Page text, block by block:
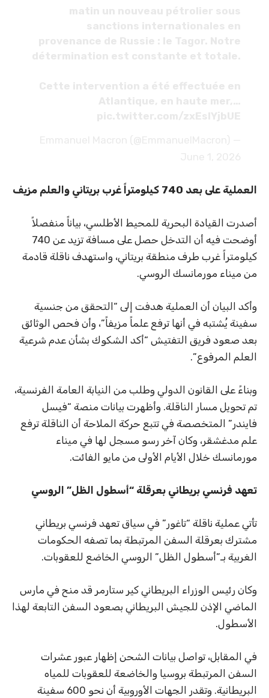
العملية على بعد 740 كيلومتراً غرب بريتاني والعلم مزيف
أصدرت القيادة البحرية للمحيط الأطلسي، بياناً منفصلاً
أوضحت فيه أن التدخل حصل على مسافة تزيد عن 740
كيلومتراً غرب طرف منطقة بريتاني، واستهدف ناقلة قادمة
من ميناء مورمانسك الروسي.
وأكد البيان أن العملية هدفت إلى “التحقق من جنسية
سفينة يُشتبه في أنها ترفع علماً مزيفاً”، وأن فحص الوثائق
بعد صعود فريق التفتيش “أكد الشكوك بشأن عدم شرعية
العلم المرفوع”.
وبناءً على القانون الدولي وطلب من النيابة العامة الفرنسية،
تم تحويل مسار الناقلة. وأظهرت بيانات منصة “فيسل
فايندر” المتخصصة في تتبع حركة الملاحة أن الناقلة ترفع
علم مدغشقر، وكان آخر رسو مسجل لها في ميناء
مورمانسك خلال الأيام الأولى من مايو الفائت.
تعهد فرنسي بريطاني بعرقلة “أسطول الظل” الروسي
تأتي عملية ناقلة “تاغور” في سياق تعهد فرنسي بريطاني
مشترك بعرقلة السفن المرتبطة بما تصفه الحكومات
الغربية بـ”أسطول الظل” الروسي الخاضع للعقوبات.
وكان رئيس الوزراء البريطاني كير ستارمر قد منح في مارس
الماضي الإذن للجيش البريطاني بصعود السفن التابعة لهذا
الأسطول.
في المقابل، تواصل بيانات الشحن إظهار عبور عشرات
السفن المرتبطة بروسيا والخاضعة للعقوبات للمياه
البريطانية. وتقدر الجهات الأوروبية أن نحو 600 سفينة